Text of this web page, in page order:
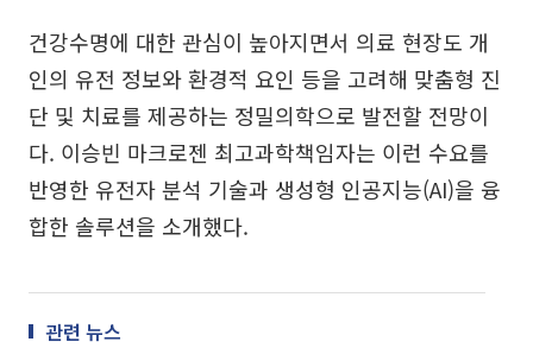
건강수명에 대한 관심이 높아지면서 의료 현장도 개
인의 유전 정보와 환경적 요인 등을 고려해 맞춤형 진
단 및 치료를 제공하는 정밀의학으로 발전할 전망이
다. 이승빈 마크로젠 최고과학책임자는 이런 수요를
반영한 유전자 분석 기술과 생성형 인공지능(AI)을 융
합한 솔루션을 소개했다.
관련 뉴스